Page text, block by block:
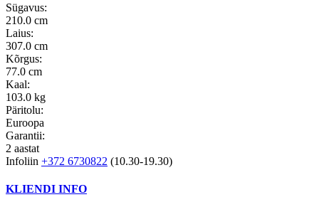
Sügavus:
210.0 cm
Laius:
307.0 cm
Kõrgus:
77.0 cm
Kaal:
103.0 kg
Päritolu:
Euroopa
Garantii:
2 aastat
Infoliin +372 6730822 (10.30-19.30)
KLIENDI INFO